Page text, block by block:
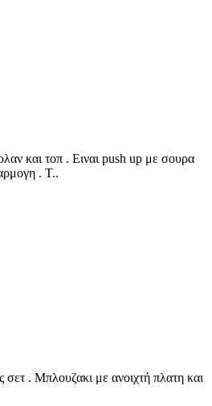
και τοπ . Ειναι push up με σουρα
. Τ..
. Μπλουζακι με ανοιχτή πλατη και